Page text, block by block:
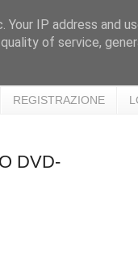
REGISTRAZIONE
DVD-
IP address and
of service,